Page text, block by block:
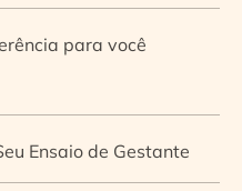
para você
Ensaio de Gestante